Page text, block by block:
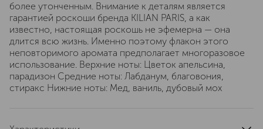
более утонченным. Внимание к деталям является
гарантией роскоши бренда KILIAN PARIS, а как
известно, настоящая роскошь не эфемерна — она
длится всю жизнь. Именно поэтому флакон этого
неповторимого аромата предполагает многоразовое
использование. Верхние ноты: Цветок апельсина,
парадизон Средние ноты: Лабданум, благовония,
стиракс Нижние ноты: Мед, ваниль, дубовый мох